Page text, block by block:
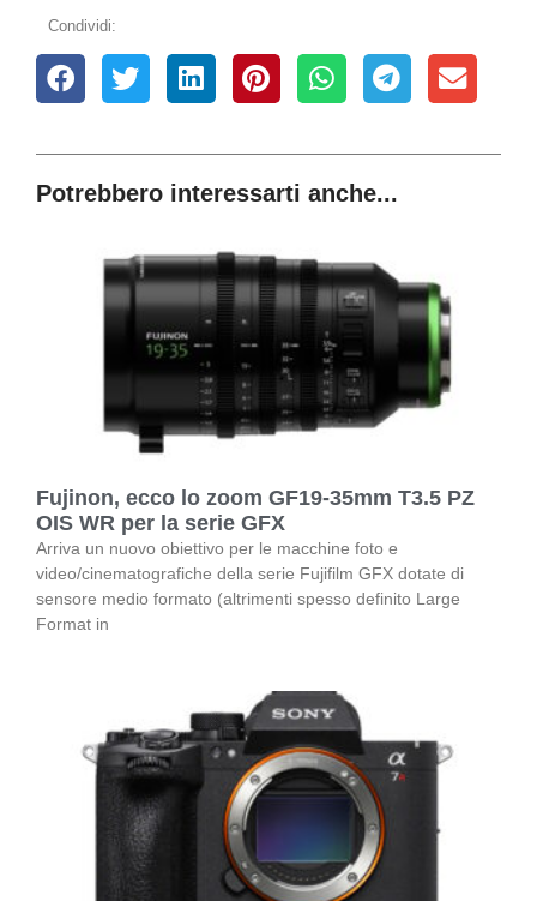
Condividi:
Potrebbero interessarti anche...
Fujinon, ecco lo zoom GF19-35mm T3.5 PZ
OIS WR per la serie GFX
Arriva un nuovo obiettivo per le macchine foto e
video/cinematografiche della serie Fujifilm GFX dotate di
sensore medio formato (altrimenti spesso definito Large
Format in